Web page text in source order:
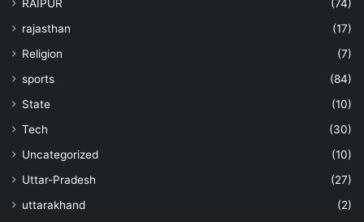
RAIPUR
(74)
rajasthan
(17)
Religion
(7)
sports
(84)
State
(10)
Tech
(30)
Uncategorized
(10)
Uttar-Pradesh
(27)
uttarakhand
(2)